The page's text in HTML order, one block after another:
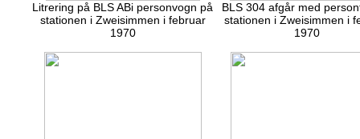
Litrering på BLS ABi personvogn på
stationen i Zweisimmen i februar
1970
BLS 304 afgår med
stationen i Zweisimmen i
1970